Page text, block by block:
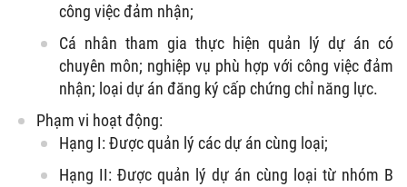
công việc đảm nhận;
Cá nhân tham gia thực hiện quản lý dự án có
chuyên môn; nghiệp vụ phù hợp với công việc đảm
nhận; loại dự án đăng ký cấp chứng chỉ năng lực.
Phạm vi hoạt động:
Hạng I: Được quản lý các dự án cùng loại;
Hạng II: Được quản lý dự án cùng loại từ nhóm B